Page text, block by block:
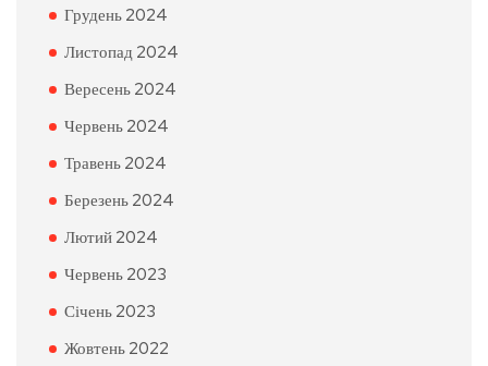
Грудень 2024
Листопад 2024
Вересень 2024
Червень 2024
Травень 2024
Березень 2024
Лютий 2024
Червень 2023
Січень 2023
Жовтень 2022